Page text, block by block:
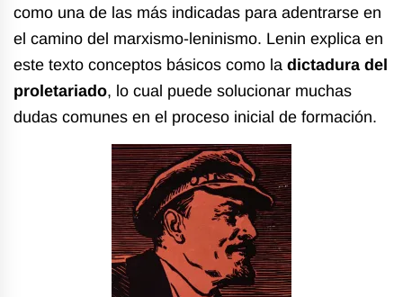
como una de las más indicadas para adentrarse en
el camino del marxismo-leninismo. Lenin explica en
este texto conceptos básicos como la dictadura del
proletariado, lo cual puede solucionar muchas
dudas comunes en el proceso inicial de formación.